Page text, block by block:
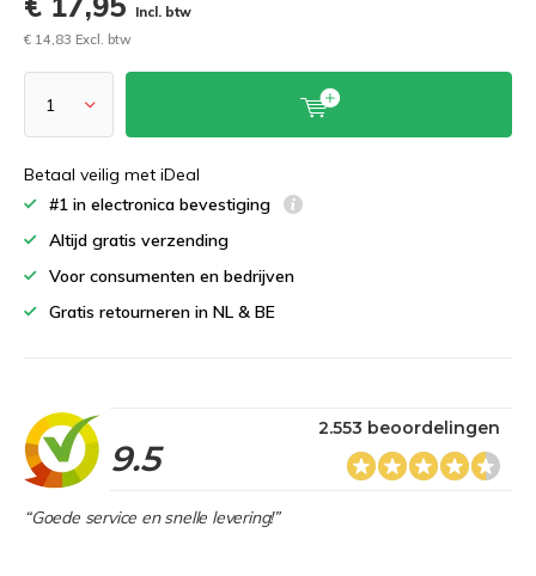
Incl. btw
€ 14,83 Excl. btw
Betaal veilig met iDeal
#1 in electronica bevestiging
Altijd gratis verzending
Voor consumenten en bedrijven
Gratis retourneren in NL & BE
9.5
2.553 beoordelingen
“Goede service en snelle levering!”